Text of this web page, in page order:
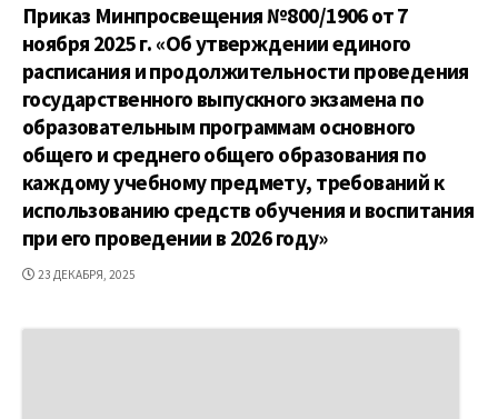
Приказ Минпросвещения №800/1906 от 7
ноября 2025 г. «Об утверждении единого
расписания и продолжительности проведения
государственного выпускного экзамена по
образовательным программам основного
общего и среднего общего образования по
каждому учебному предмету, требований к
использованию средств обучения и воспитания
при его проведении в 2026 году»
ДАТА
23 ДЕКАБРЯ, 2025